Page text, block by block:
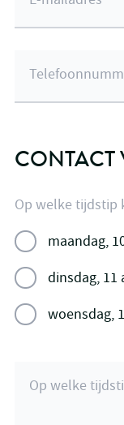
CONTACT
Op welke tijdstip
maandag,
dinsdag, 11
woensdag,
Op welke